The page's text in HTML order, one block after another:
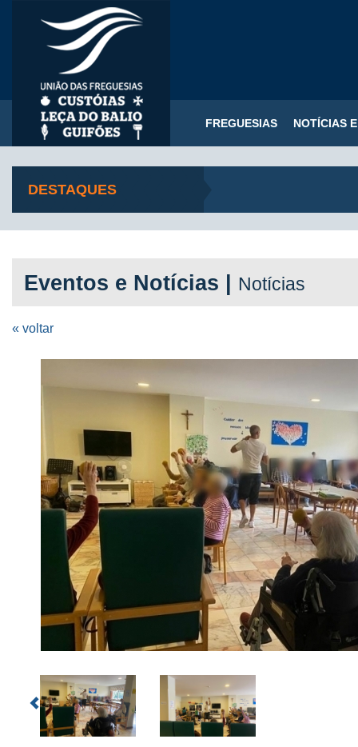
FREGUESIAS NOTÍCIAS
DESTAQUES
Eventos e Notícias | Notícias
« voltar